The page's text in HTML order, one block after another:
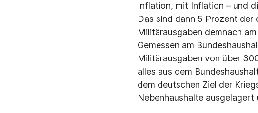
Inflation, mit Inflation – und
Das sind dann 5 Prozent
Militärausgaben demnach
Gemessen am
Militärausgaben von über
alles aus dem
dem deutschen Ziel der
Nebenhaushalte